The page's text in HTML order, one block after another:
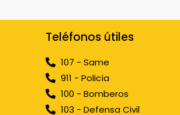
Teléfonos útiles
107 - Same
911 - Policía
100 - Bomberos
103 - Defensa Civil